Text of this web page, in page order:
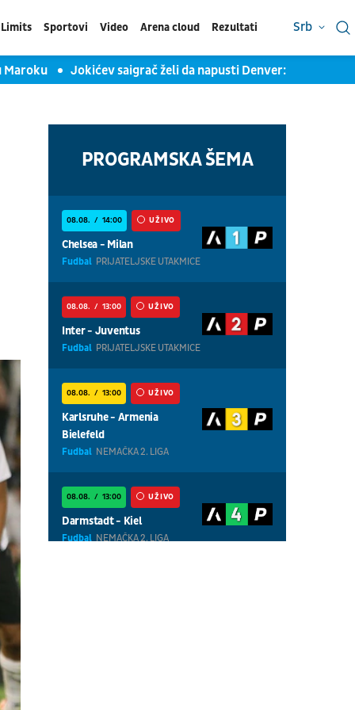
Limits Sportovi Video Arena cloud Rezultati Srb
Jokićev saigrač želi da napusti Denver: Četiri kluba u trci
PROGRAMSKA ŠEMA
08.08. 14:00 UŽIVO
Chelsea - Milan
Fudbal PRIJATELJSKE UTAKMICE
08.08. 13:00 UŽIVO
Inter - Juventus
Fudbal PRIJATELJSKE UTAKMICE
08.08. 13:00 UŽIVO
Karlsruhe - Armenia
Bielefeld
Fudbal NEMAČKA 2. LIGA
08.08. 13:00 UŽIVO
Darmstadt - Kiel
Fudbal NEMAČKA 2. LIGA